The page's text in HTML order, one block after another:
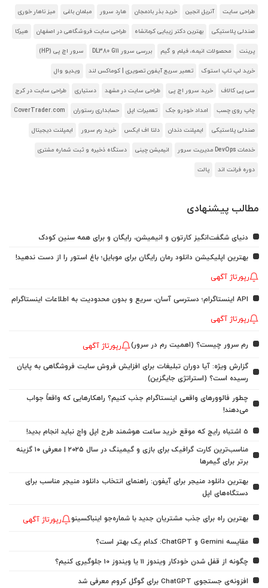
طراحی سایت آنریل انجین خرید بذر بادمجان هارد سرور مبلمان باغی میز ناهار خوری
صندلی پلاستیکی بهترین دکتر زیبایی کرمانشاه طراحی سایت فروشگاهی در اصفهان هیرکا
پرینت محصولات انیمه، فیلم و گیم بررسی سرور DL380 G11 سرور اچ پی (HP)
خرید لپ تاپ استوک تعمیر سریع آیفون تصویری | کوماکس لند ویدیو وال
سی پی کالاف خرید سرور اچ پی طراحی سایت در مشهد دستیاری طراحی سایت در کرج
چاپ روی چسب امداد خودرو جک تعمیرات اپل حسابداری رستوران CoverTrader.com
صندلی پلاستیکی ایمپلنت دندان دلتا اف ایکس خرید رم سرور ایمپلنت دیجیتال
خدمات DevOps مدیریت سرور انیمیشن چینی دستگاه ذخیره و ثبت شماره مشتری
دوره فرانت اند پالت
مطالب پیشنهادی
دنیای شگفت‌انگیز کارتون و انیمیشن، رایگان و برای همه سنین کودک
بهترین اپلیکیشن دانلود رمان رایگان برای موبایل؛ باغ استور را از دست ندهید!
رپورتاژ آگهی
API اینستاگرام؛ دسترسی آسان، سریع و بدون محدودیت به اطلاعات اینستاگرام
رپورتاژ آگهی
رم سرور چیست؟ (اهمیت رم در سرور) رپورتاژ آگهی
گزارش ویژه: آیا دوران تبلیغات برای افزایش فروش سایت فروشگاهی به پایان
رسیده است؟ (استراتژی جایگزین)
چطور فالوورهای واقعی اینستاگرام جذب کنیم؟ راهکارهایی که واقعاً جواب
می‌دهند!
5 اشتباه رایج که موقع خرید ساعت هوشمند طرح اپل واچ نباید انجام بدید!
مناسب‌ترین کارت گرافیک برای بازی و گیمینگ در سال ۲۰۲۵ | معرفی ۱۰ گزینه
برتر برای گیمرها
بهترین دانلود منیجر برای آیفون: راهنمای انتخاب دانلود منیجر مناسب برای
دستگاه‌های اپل
بهترین راه برای جذب مشتریان جدید با شماره‌جو اینباکسینو رپورتاژ آگهی
مقایسه Gemini و ChatGPT: کدام یک بهتر است؟
چگونه از قفل شدن خودکار ویندوز 11 یا ویندوز 10 جلوگیری کنیم؟
افزونه‌ی جستجوی ChatGPT برای گوگل کروم معرفی شد